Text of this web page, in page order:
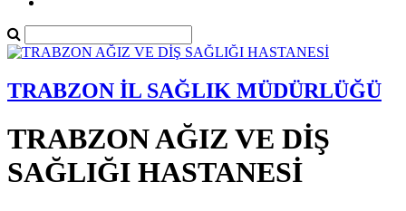
TRABZON İL SAĞLIK MÜDÜRLÜĞÜ
TRABZON AĞIZ VE DİŞ
SAĞLIĞI HASTANESİ